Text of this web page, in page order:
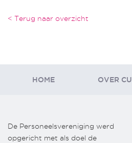
< Terug naar overzicht
HOME OVER CU
De Personeelsvereniging werd
opgericht met als doel de